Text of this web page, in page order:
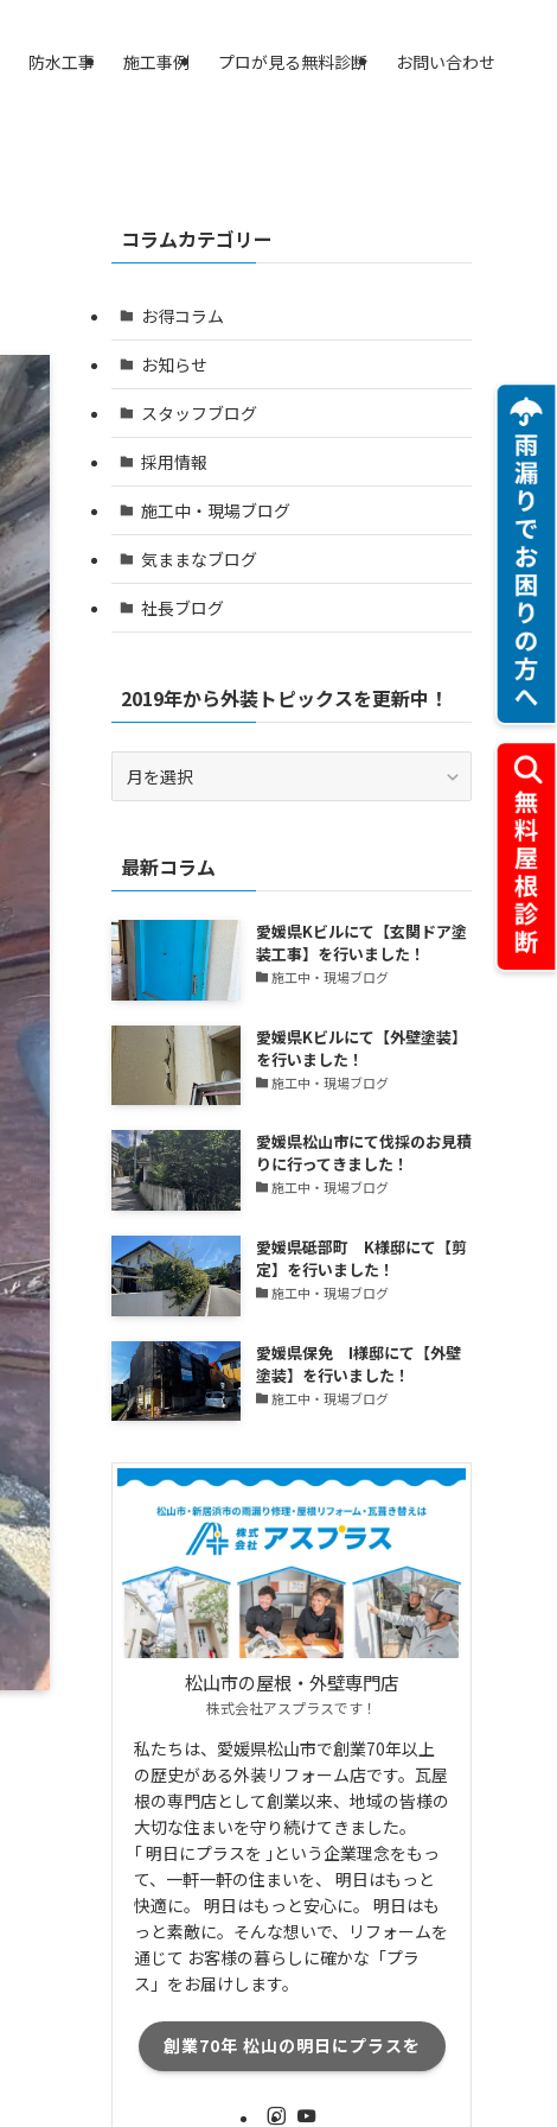
防水工事 施工事例 プロが見る無料診断 お問い合わせ
コラムカテゴリー
お得コラム
お知らせ
スタッフブログ
採用情報
施工中・現場ブログ
気ままなブログ
社長ブログ
2019年から外装トピックスを更新中！
外
装
ト
ピ
ッ
ク
ス
を
更
新
中！
最新コラム
愛媛県Kビルにて【玄関ドア塗
装工事】を行いました！
施工中・現場ブログ
愛媛県Kビルにて【外壁塗装】
を行いました！
施工中・現場ブログ
愛媛県松山市にて伐採のお見積
りに行ってきました！
施工中・現場ブログ
愛媛県砥部町 K様邸にて【剪
定】を行いました！
施工中・現場ブログ
愛媛県保免 I様邸にて【外壁
塗装】を行いました！
施工中・現場ブログ
松山市の屋根・外壁専門店
株式会社アスプラスです！
私たちは、愛媛県松山市で創業70年以上
の歴史がある外装リフォーム店です。瓦屋
根の専門店として創業以来、地域の皆様の
大切な住まいを守り続けてきました。
｢ 明日にプラスを ｣という企業理念をもっ
て、一軒一軒の住まいを、 明日はもっと
快適に。 明日はもっと安心に。 明日はも
っと素敵に。そんな想いで、リフォームを
通じて お客様の暮らしに確かな「プラ
ス」をお届けします。
創業70年 松山の明日にプラスを